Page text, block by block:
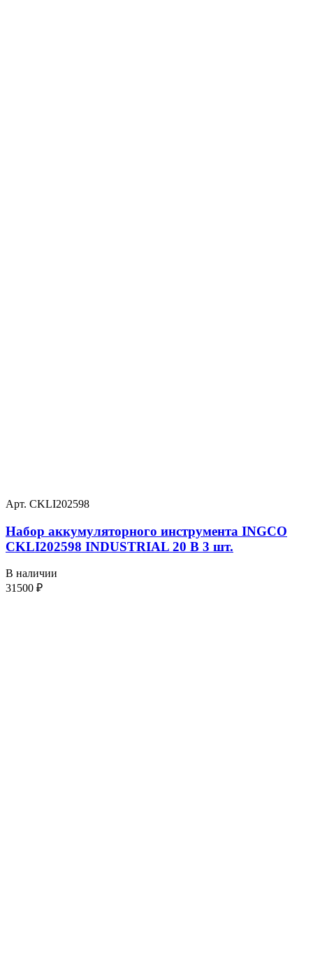
Арт. CKLI202598
Набор аккумуляторного инструмента INGCO
CKLI202598 INDUSTRIAL 20 В 3 шт.
В наличии
31500 ₽